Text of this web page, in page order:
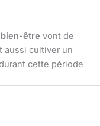
être vont de
aussi cultiver un
cette période